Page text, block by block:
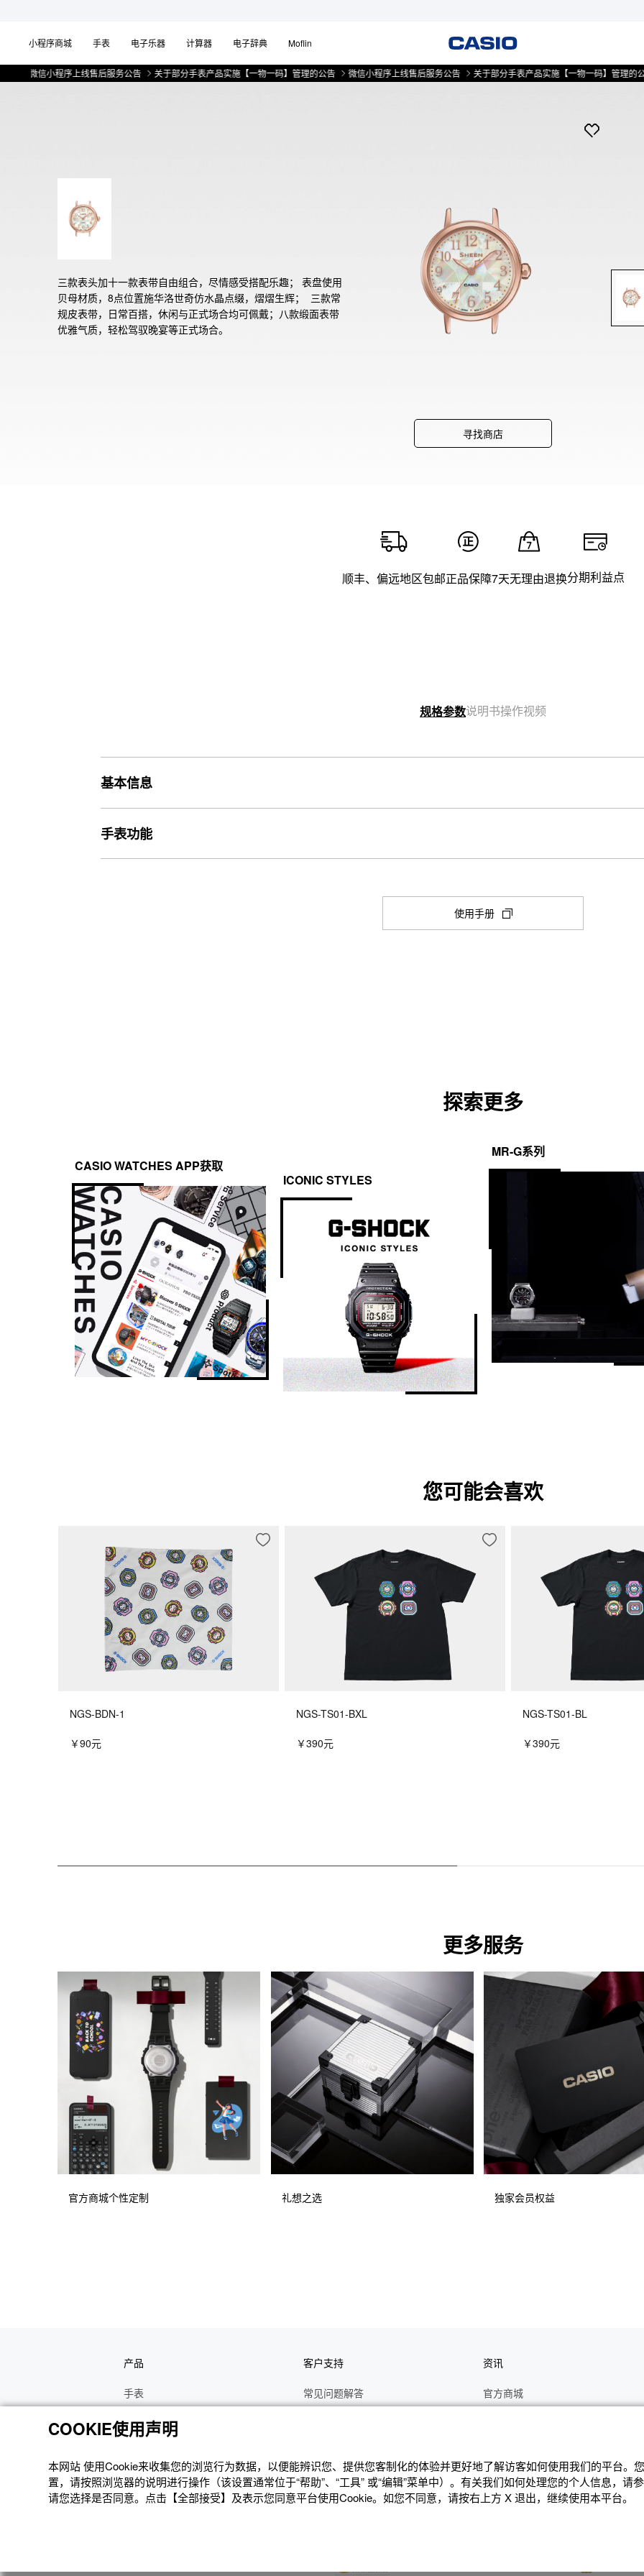
小程序商城 手表 电子乐器 计算器 电子辞典 Moflin
微信小程序上线售后服务公告 关于部分手表产品实施【一物一码】管理的公告 微信小程序上线售后服务公告 关于部分手表产品实施【一物一码】管理的公告
三款表头加十一款表带自由组合，尽情感受搭配乐趣； 表盘使用
贝母材质，8点位置施华洛世奇仿水晶点缀，熠熠生辉；  三款常
规皮表带，日常百搭，休闲与正式场合均可佩戴；八款缎面表带
优雅气质，轻松驾驭晚宴等正式场合。
寻找商店
顺丰、偏远地区包邮正品保障7天无理由退换分期利益点
规格参数说明书操作视频
基本信息
价格
电源和电池使用寿命
电池大致续航时间：SR621SW 可
手表功能
一般计时：
指针：3 根指针（时、分、秒）
使用手册 (在
新
探索更多
CASIO WATCHES APP获取
ICONIC STYLES
MR-G系列
您可能会喜欢
NGS-BDN-1
￥90元
NGS-TS01-BXL
￥390元
NGS-TS01-BL
￥390元
更多服务
官方商城个性定制 礼想之选 独家会员权益
产品
手表
函数计算器
办公计算器
电子辞典
客户支持
常见问题解答
维修
修理状态查询
资讯
官方商城
最新资讯
公告
COOKIE使用声明
本网站 使⽤Cookie来收集您的浏览⾏为数据，以便能辨识您、提供您客制化的体验并更好地了解访客如何使⽤我们的平台。
置，请按照浏览器的说明进⾏操作（该设置通常位于“帮助”、“⼯具” 或“编辑”菜单中）。有关我们如何处理您的个⼈信息，请
请您选择是否同意。点击【全部接受】及表示您同意平台使用Cookie。如您不同意，请按右上⽅ X 退出，继续使⽤本平台。